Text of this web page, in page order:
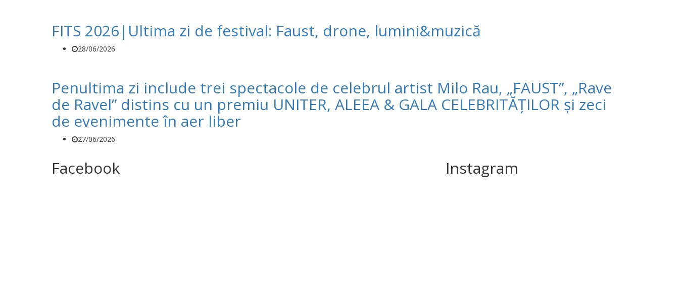
FITS 2026|Ultima zi de festival: Faust, drone, lumini&muzică
28/06/2026
Penultima zi include trei spectacole de celebrul artist Milo Rau, „FAUST”, „Rave
de Ravel” distins cu un premiu UNITER, ALEEA & GALA CELEBRITĂȚILOR și zeci
de evenimente în aer liber
27/06/2026
Facebook Instagram